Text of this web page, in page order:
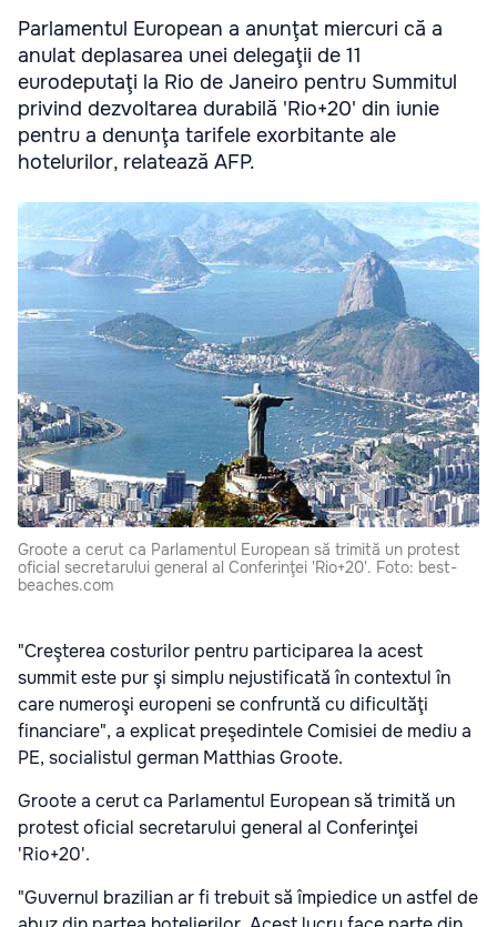
Parlamentul European a anunţat miercuri că a
anulat deplasarea unei delegaţii de 11
eurodeputaţi la Rio de Janeiro pentru Summitul
privind dezvoltarea durabilă 'Rio+20' din iunie
pentru a denunţa tarifele exorbitante ale
hotelurilor, relatează AFP.
Groote a cerut ca Parlamentul European să trimită un protest
oficial secretarului general al Conferinţei 'Rio+20'. Foto: best-
beaches.com
"Creşterea costurilor pentru participarea la acest
summit este pur şi simplu nejustificată în contextul în
care numeroşi europeni se confruntă cu dificultăţi
financiare", a explicat preşedintele Comisiei de mediu a
PE, socialistul german Matthias Groote.
Groote a cerut ca Parlamentul European să trimită un
protest oficial secretarului general al Conferinţei
'Rio+20'.
"Guvernul brazilian ar fi trebuit să împiedice un astfel de